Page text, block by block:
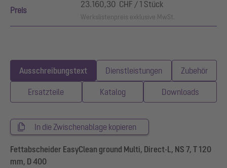
Preis
23.160,30 CHF / 1 Stück
Werkslistenpreis exklusive MwSt.
Ausschreibungstext Dienstleistungen Zubehör
Ersatzteile Katalog Downloads
In die Zwischenablage kopieren
Fettabscheider EasyClean ground Multi, Direct-L, NS 7, T 120
mm, D 400